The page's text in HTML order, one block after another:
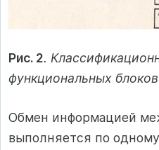
Рис. 2.
функциональных
Обмен информацией
выполняется по